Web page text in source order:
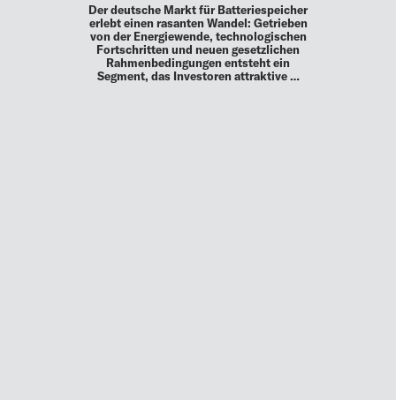
Der deutsche Markt für Batteriespeicher
erlebt einen rasanten Wandel: Getrieben
von der Energiewende, technologischen
Fortschritten und neuen gesetzlichen
Rahmenbedingungen entsteht ein
Segment, das Investoren attraktive …